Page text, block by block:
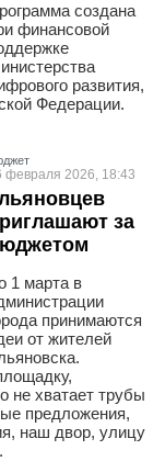
создана
финансовой
развития,
Федерации.
февраля 2026, 18:43
за
1 марта в
принимаются
от жителей
не хватает трубы
предложения,
наш двор, улицу